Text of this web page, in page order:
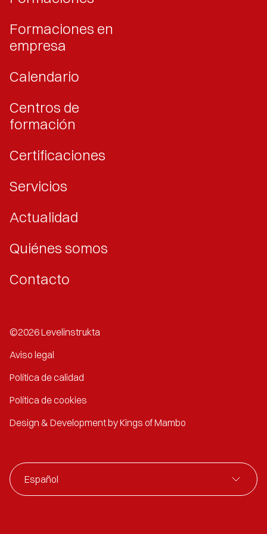
Formaciones en
empresa
Calendario
Centros de
formación
Certificaciones
Servicios
Actualidad
Quiénes somos
Contacto
©2026 Levelinstrukta
Aviso legal
Política de calidad
Política de cookies
Design & Development by Kings of Mambo
Español
Español